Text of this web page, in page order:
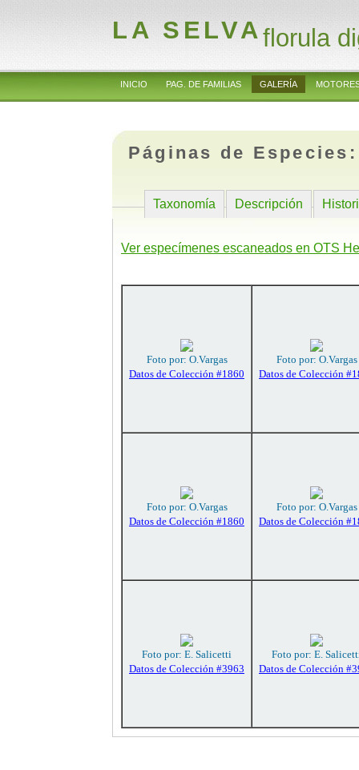
LA SELVAflorula
INICIO PAG. DE FAMILIAS GALERÍA
Páginas de
Taxonomía Descripción
Ver especímenes escaneados en OTS
Foto por: O.Vargas
Datos de Colección #1860
Foto por: O.Vargas
Datos de Colección
Foto por: O.Vargas
Datos de Colección #1860
Foto por: O.Vargas
Datos de Colección
Foto por: E. Salicetti
Datos de Colección #3963
Foto por: E.
Datos de Colección